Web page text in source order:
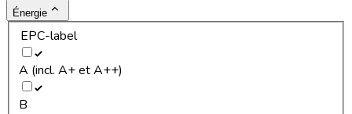
Énergie
EPC-label
A (incl. A+ et A++)
B